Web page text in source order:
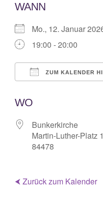
WANN
Mo., 12. Januar
19:00 - 20:00
ZUM KALENDER
WO
Bunkerkirche
Martin-Luther-Platz
84478
⮜ Zurück zum Kalender